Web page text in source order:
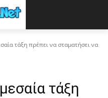
τάξη πρέπει να σταματήσει να
τάξη